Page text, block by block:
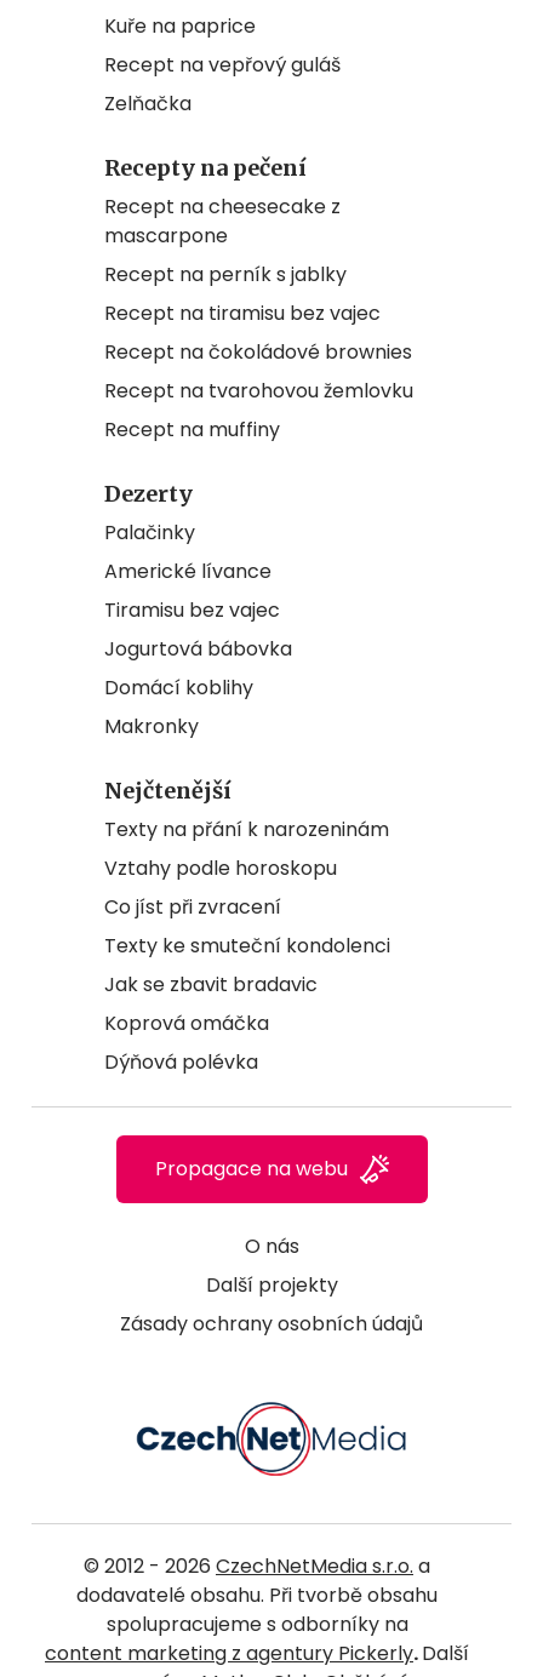
Kuře na paprice
Recept na vepřový guláš
Zelňačka
Recepty na pečení
Recept na cheesecake z
mascarpone
Recept na perník s jablky
Recept na tiramisu bez vajec
Recept na čokoládové brownies
Recept na tvarohovou žemlovku
Recept na muffiny
Dezerty
Palačinky
Americké lívance
Tiramisu bez vajec
Jogurtová bábovka
Domácí koblihy
Makronky
Nejčtenější
Texty na přání k narozeninám
Vztahy podle horoskopu
Co jíst při zvracení
Texty ke smuteční kondolenci
Jak se zbavit bradavic
Koprová omáčka
Dýňová polévka
O nás
Další projekty
Zásady ochrany osobních údajů
Propagace na webu
© 2012 - 2026 CzechNetMedia s.r.o. a
dodavatelé obsahu. Při tvorbě obsahu
spolupracujeme s odborníky na
content marketing z agentury Pickerly.Další